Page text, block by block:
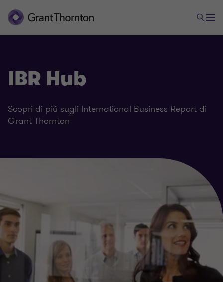
IBR Hub
Scopri di più sugli International Business Report di
Grant Thornton